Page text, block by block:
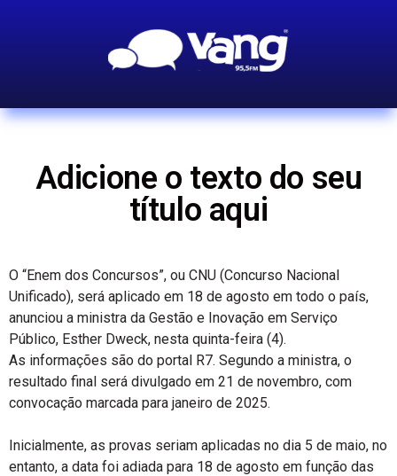
Adicione o texto do seu
título aqui
O “Enem dos Concursos”, ou CNU (Concurso Nacional
Unificado), será aplicado em 18 de agosto em todo o país,
anunciou a ministra da Gestão e Inovação em Serviço
Público, Esther Dweck, nesta quinta-feira (4).
As informações são do portal R7. Segundo a ministra, o
resultado final será divulgado em 21 de novembro, com
convocação marcada para janeiro de 2025.
Inicialmente, as provas seriam aplicadas no dia 5 de maio, no
entanto, a data foi adiada para 18 de agosto em função das